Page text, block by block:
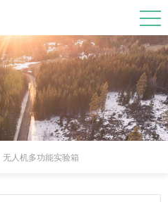
无人机多功能实验箱